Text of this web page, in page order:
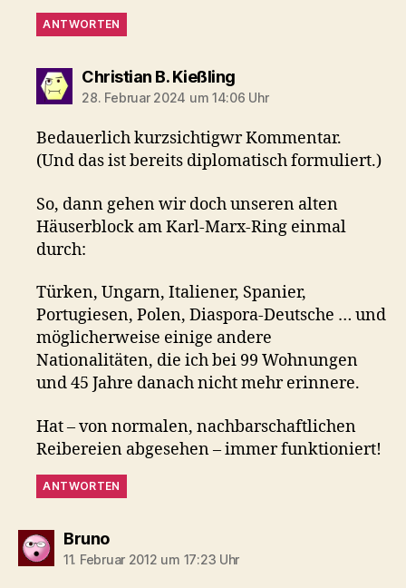
ANTWORTEN
Christian B. Kießlingsagt:
28. Februar 2024 um 14:06 Uhr
Bedauerlich kurzsichtigwr Kommentar.
(Und das ist bereits diplomatisch formuliert.)
So, dann gehen wir doch unseren alten
Häuserblock am Karl-Marx-Ring einmal
durch:
Türken, Ungarn, Italiener, Spanier,
Portugiesen, Polen, Diaspora-Deutsche … und
möglicherweise einige andere
Nationalitäten, die ich bei 99 Wohnungen
und 45 Jahre danach nicht mehr erinnere.
Hat – von normalen, nachbarschaftlichen
Reibereien abgesehen – immer funktioniert!
ANTWORTEN
Brunosagt:
11. Februar 2012 um 17:23 Uhr